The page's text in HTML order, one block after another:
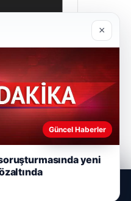
bir haber sitesidir.
×
Güncel Haberler
yeni